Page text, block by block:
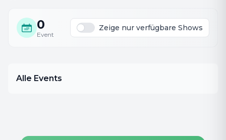
0
Event
Zeige nur verfügbare Shows
Alle Events